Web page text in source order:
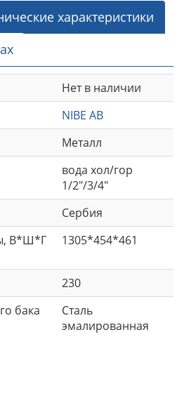
характеристики
Нет в наличии
NIBE AB
Металл
вода хол/гор
1/2"/3/4"
Сербия
В*Ш*Г
1305*454*461
230
бака
Сталь
эмалированная